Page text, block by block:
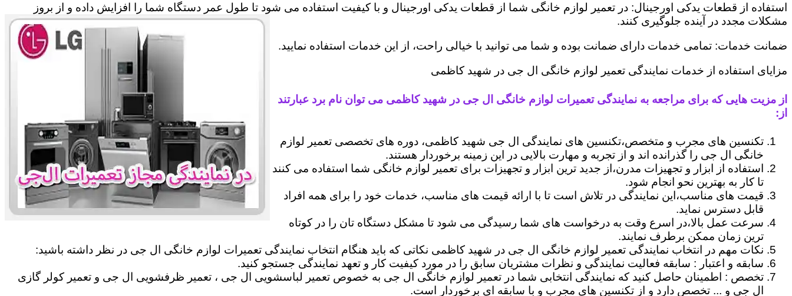
استفاده از قطعات یدکی اورجینال: در تعمیر لوازم خانگی شما از قطعات یدکی اورجینال و با کیفیت استفاده می شود تا طول عمر دستگاه شما را افزایش داده و از بروز
مشکلات مجدد در آینده جلوگیری کنند.
ضمانت خدمات: تمامی خدمات دارای ضمانت بوده و شما می توانید با خیالی راحت، از این خدمات استفاده نمایید.
مزایای استفاده از خدمات نمایندگی تعمیر لوازم خانگی ال جی در شهید کاظمی
از مزیت هایی که برای مراجعه به نمایندگی تعمیرات لوازم خانگی ال جی در شهید کاظمی می توان نام برد عبارتند
از:
تکنسین های مجرب و متخصص،تکنسین های نمایندگی ال جی شهید کاظمی، دوره های تخصصی تعمیر لوازم
خانگی ال جی را گذرانده اند و از تجربه و مهارت بالایی در این زمینه برخوردار هستند.
استفاده از ابزار و تجهیزات مدرن،از جدید ترین ابزار و تجهیزات برای تعمیر لوازم خانگی شما استفاده می کنند
تا کار به بهترین نحو انجام شود.
قیمت های مناسب،این نمایندگی در تلاش است تا با ارائه قیمت های مناسب، خدمات خود را برای همه افراد
قابل دسترس نماید.
سرعت عمل بالا،در اسرع وقت به درخواست های شما رسیدگی می شود تا مشکل دستگاه تان را در کوتاه
ترین زمان ممکن برطرف نمایند.
نکات مهم در انتخاب نمایندگی تعمیر لوازم خانگی ال جی در شهید کاظمی نکاتی که باید هنگام انتخاب نمایندگی تعمیرات لوازم خانگی ال جی در نظر داشته باشید:
سابقه و اعتبار : سابقه فعالیت نمایندگی و نظرات مشتریان سابق را در مورد کیفیت کار و تعهد نمایندگی جستجو کنید.
تخصص : اطمینان حاصل کنید که نمایندگی انتخابی شما در تعمیر لوازم خانگی ال جی به خصوص تعمیر لباسشویی ال جی ، تعمیر ظرفشویی ال جی و تعمیر کولر گازی
ال جی و ... تخصص دارد و از تکنسین های مجرب و با سابقه ای برخوردار است.